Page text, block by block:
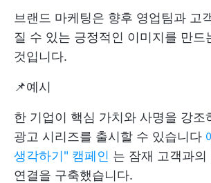
브랜드 마케팅은 향후 영업팀과 고
질 수 있는 긍정적인 이미지를 만드
것입니다.
📌예시
한 기업이 핵심 가치와 사명을 강조
광고 시리즈를 출시할 수 있습니다
생각하기" 캠페인 는 잠재 고객과의
연결을 구축했습니다.